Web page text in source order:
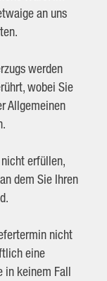
an uns
werden
wobei Sie
Allgemeinen
erfüllen,
dem Sie Ihren
nicht
eine
in keinem Fall